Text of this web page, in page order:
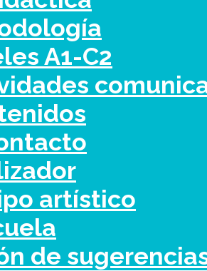
A1-C2
artístico
de